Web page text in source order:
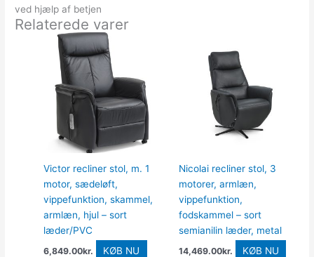
ved hjælp af betjen
Relaterede varer
Victor recliner stol, m. 1
motor, sædeløft,
vippefunktion, skammel,
armlæn, hjul – sort
læder/PVC
6,849.00kr. KØB NU
Nicolai recliner stol, 3
motorer, armlæn,
vippefunktion,
fodskammel – sort
semianilin læder, metal
14,469.00kr. KØB NU